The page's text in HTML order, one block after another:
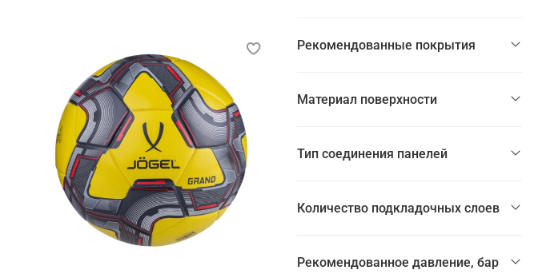
Рекомендованные покрытия
Материал поверхности
Тип соединения панелей
Количество подкладочных слоев
Рекомендованное давление, бар